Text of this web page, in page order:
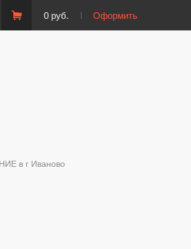
0 руб. Оформить
в г Иваново